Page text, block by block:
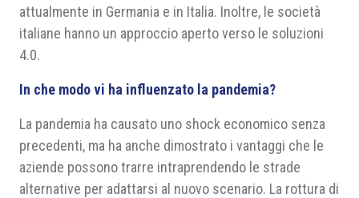
attualmente in Germania e in Italia. Inoltre, le società
italiane hanno un approccio aperto verso le soluzioni
4.0.
In che modo vi ha influenzato la pandemia?
La pandemia ha causato uno shock economico senza
precedenti, ma ha anche dimostrato i vantaggi che le
aziende possono trarre intraprendendo le strade
alternative per adattarsi al nuovo scenario. La rottura di